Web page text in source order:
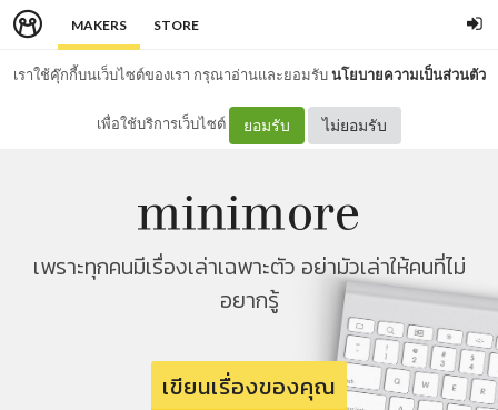
MAKERS STORE
เราใช้คุ๊กกี้บนเว็บไซต์ของเรา กรุณาอ่านและยอมรับนโยบายความเป็นส่วนตัว
เพื่อใช้บริการเว็บไซต์ ยอมรับ ไม่ยอมรับ
เพราะทุกคนมีเรื่องเล่าเฉพาะตัว อย่ามัวเล่าให้คนที่ไม่
อยากรู้
เขียนเรื่องของคุณ